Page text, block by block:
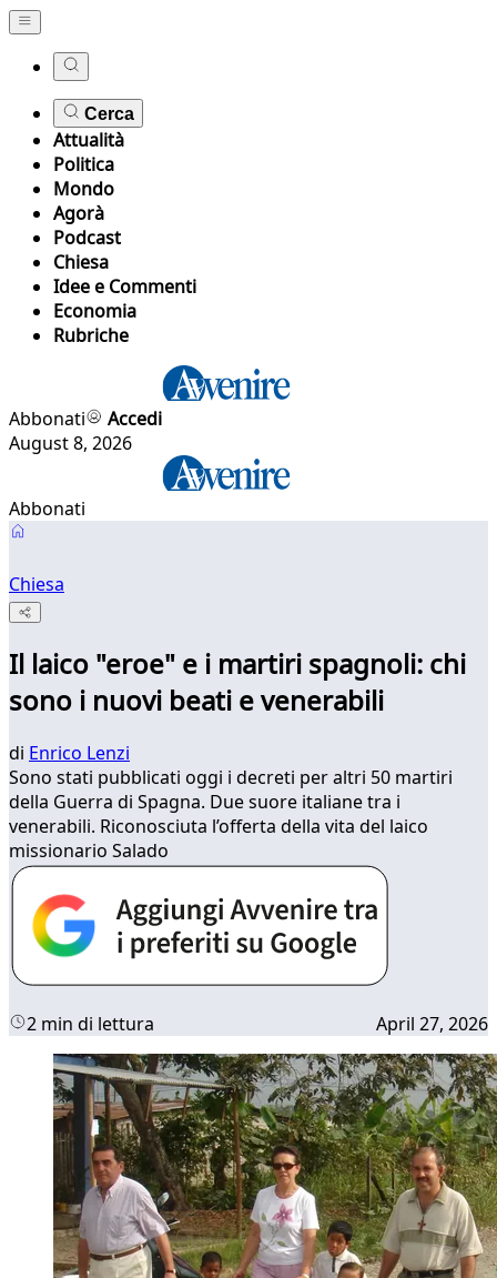
Cerca
Attualità
Politica
Mondo
Agorà
Podcast
Chiesa
Idee e Commenti
Economia
Rubriche
Abbonati
Accedi
August 8, 2026
Abbonati
Chiesa
Il laico "eroe" e i martiri spagnoli: chi
sono i nuovi beati e venerabili
di Enrico Lenzi
Sono stati pubblicati oggi i decreti per altri 50 martiri
della Guerra di Spagna. Due suore italiane tra i
venerabili. Riconosciuta l’offerta della vita del laico
missionario Salado
2 min di lettura April 27, 2026